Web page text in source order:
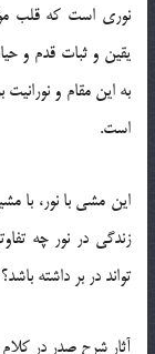
نوری است كه قلب
یقین و ثبات قدم و
به این مقام و
است.
این مشی با نور، با
زندگی در نور چه
تواند در بر داشته باشد؟
آثار شرح صدر در